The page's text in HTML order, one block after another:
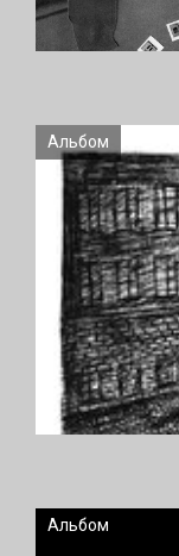
Альбом
Альбом